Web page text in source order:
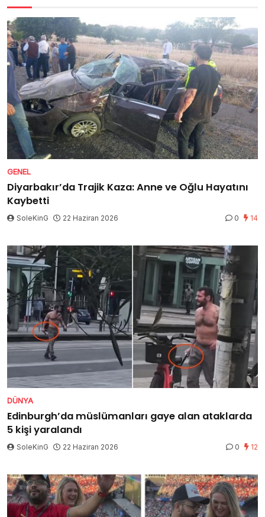
GENEL
Diyarbakır’da Trajik Kaza: Anne ve Oğlu Hayatını
Kaybetti
SoleKinG 22 Haziran 2026 0 14
DÜNYA
Edinburgh’da müslümanları gaye alan ataklarda
5 kişi yaralandı
SoleKinG 22 Haziran 2026 0 12